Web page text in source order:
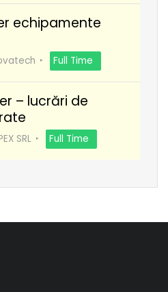
echipamente
Full Time
– lucrări de
SRL Full Time